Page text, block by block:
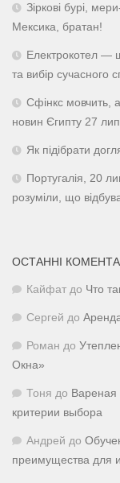
Зіркові бурі,
Мексика, братан!
Електрокотел —
та вибір сучасного
Сфінкс мовчить,
новин Єгипту 27
Як підібрати
Португалія, 20
розуміли, що
ОСТАННІ
Кайфат до Что
Сергей до
Роман до
Окна»
Тоня до Вареная
критерии выбора
Андрей до
преимущества для